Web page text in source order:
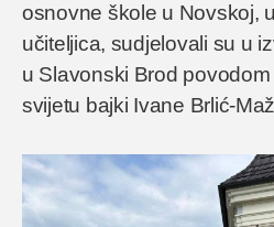
osnovne škole u Novskoj,
učiteljica, sudjelovali su u
u Slavonski Brod povodom
svijetu bajki Ivane Brlić-